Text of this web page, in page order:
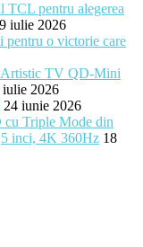
TCL pentru alegerea
iulie 2026
pentru o victorie care
TV QD-Mini
iulie 2026
24 iunie 2026
Triple Mode din
inci, 4K 360Hz 18